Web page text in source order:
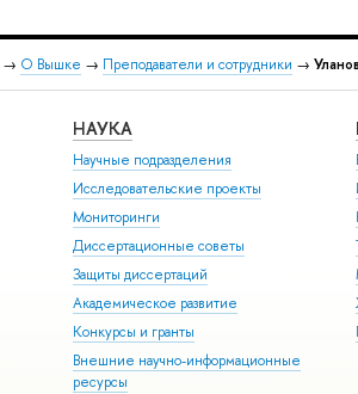
→ О Вышке → Преподаватели и сотрудники →
НАУКА
Научные подразделения
Исследовательские проекты
Мониторинги
Диссертационные советы
Защиты диссертаций
Академическое развитие
Конкурсы и гранты
Внешние научно-информационные
ресурсы